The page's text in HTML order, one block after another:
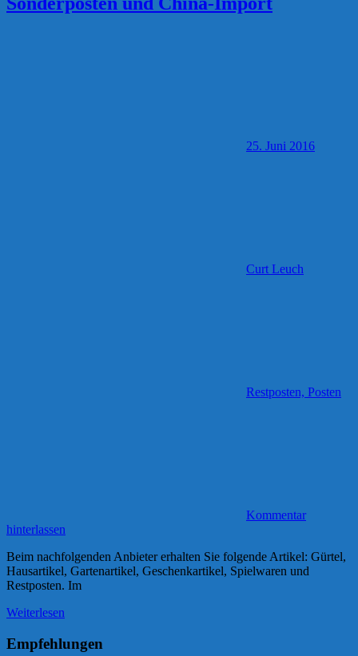
25. Juni 2016
Curt Leuch
Restposten, Posten
Kommentar
hinterlassen
Beim nachfolgenden Anbieter erhalten Sie folgende Artikel: Gürtel,
Hausartikel, Gartenartikel, Geschenkartikel, Spielwaren und
Restposten. Im
Weiterlesen
Empfehlungen